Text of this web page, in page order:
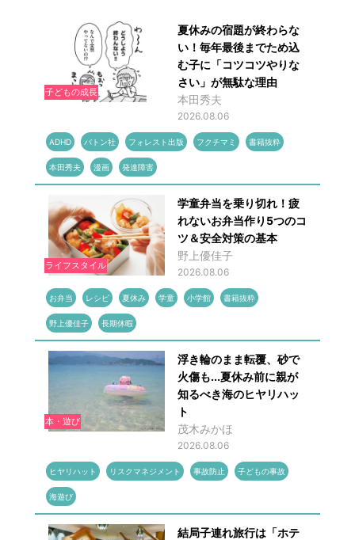
子どもの成長
夏休みの宿題が終わらな
い！毎年最後までため込
む子に「コツコツやりな
さい」が無駄な理由
本田秀夫
2026.08.06
ADHD バトン社 フォレスト出版 フクチマミ 書籍抜粋
本田秀夫 漫画 発達障害
ライフスタイル
学童弁当を乗り切れ！疲
れないお弁当作り5つのコ
ツ＆安全対策の基本
野上優佳子
2026.08.06
お弁当 レシピ 夏休み 学童 小学館 書籍抜粋
野上優佳子 長期休暇
本・遊び
浮き輪のまま転覆、砂で
火傷も...夏休み前に親が
知るべき海のヒヤリハッ
ト
茂木みかほ
2026.08.06
ヒヤリハット リスクマネジメント 事故防止 子どもの事故
海遊び
結局子連れ旅行は「ホテ